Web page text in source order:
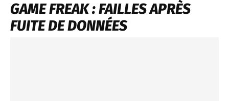
GAME FREAK : FAILLES APRÈS
FUITE DE DONNÉES